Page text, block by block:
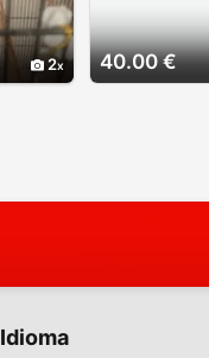
2 40.00 €
Idioma